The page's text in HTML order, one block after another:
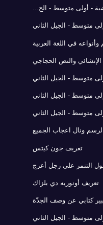
- أولى متوسط - الج...
متوسط - الجيل الثاني
وأنواعه في اللغة العربية
والنص الحجاجي
متوسط - الجيل الثاني
متوسط - الجيل الثاني
متوسط - الجيل الثاني
ونال اعجاب الجميع
تعريف جون كيتس
التنمر على رجل أعرج
تعريف أونوريه دي بلزاك
كتابي عن وصف الجدّة
متوسط - الجيل الثاني